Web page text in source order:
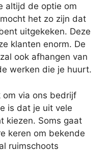
altijd de optie om
het zo zijn dat
uitgekeken. Deze
klanten enorm. De
ook afhangen van
werken die je huurt.
om via ons bedrijf
is dat je uit vele
kiezen. Soms gaat
keren om bekende
ruimschoots